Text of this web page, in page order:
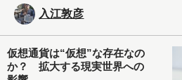
入江敦彦
仮想通貨は“仮想”な存在なの
か？ 拡大する現実世界への